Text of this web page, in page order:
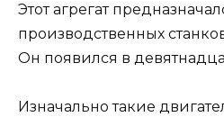
Этот агрегат
производственных
Он появился в
Изначально такие